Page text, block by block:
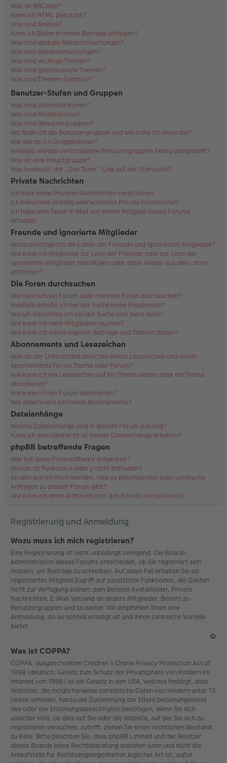
Was ist BBCode?
Kann ich HTML benutzen?
Was sind Smilies?
Kann ich Bilder in meine Beiträge einfügen?
Was sind globale Bekanntmachungen?
Was sind Bekanntmachungen?
Was sind wichtige Themen?
Was sind geschlossene Themen?
Was sind Themen-Symbole?
Benutzer-Stufen und Gruppen
Was sind Administratoren?
Was sind Moderatoren?
Was sind Benutzergruppen?
Wo finde ich die Benutzergruppen und wie trete ich ihnen bei?
Wie werde ich Gruppenleiter?
Weshalb werden verschiedene Benutzergruppen farbig dargestellt?
Was ist eine Hauptgruppe?
Was bedeutet der „Das Team“-Link auf der Startseite?
Private Nachrichten
Ich kann keine Privaten Nachrichten verschicken!
Ich bekomme ständig unerwünschte Private Nachrichten!
Ich habe eine Spam-E-Mail von einem Mitglied dieses Forums
erhalten!
Freunde und ignorierte Mitglieder
Wozu benötige ich die Listen der Freunde und ignorierten Mitglieder?
Wie kann ich Mitglieder zur Liste der Freunde oder zur Liste der
ignorierten Mitglieder hinzufügen oder diese wieder aus den Listen
entfernen?
Die Foren durchsuchen
Wie kann ich ein Forum oder mehrere Foren durchsuchen?
Weshalb erhalte ich bei der Suche keine Ergebnisse?
Warum bekomme ich bei der Suche eine leere Seite?
Wie kann ich nach Mitgliedern suchen?
Wie kann ich meine eigenen Beiträge und Themen finden?
Abonnements und Lesezeichen
Was ist der Unterschied zwischen einem Lesezeichen und einem
Abonnements für ein Thema oder Forum?
Wie kann ich ein Lesezeichen auf ein Thema setzen oder ein Thema
abonnieren?
Wie kann ich ein Forum abonnieren?
Wie deaktiviere ich meine Abonnements?
Dateianhänge
Welche Dateianhänge sind in diesem Forum zulässig?
Kann ich eine Übersicht all meiner Dateianhänge erhalten?
phpBB betreffende Fragen
Wer hat diese Forensoftware entwickelt?
Warum ist Funktion x oder y nicht enthalten?
An wen soll ich mich wenden, falls es Beschwerden oder juristische
Anfragen zu diesem Forum gibt?
Wie kann ich einen Administrator des Boards kontaktieren?
Registrierung und Anmeldung
Wozu muss ich mich registrieren?
Eine Registrierung ist nicht unbedingt zwingend. Die Board-
Administration dieses Forums entscheidet, ob Sie registriert sein
müssen, um Beiträge zu schreiben. Auf jeden Fall erhalten Sie als
registriertes Mitglied Zugriff auf zusätzliche Funktionen, die Gästen
nicht zur Verfügung stehen: zum Beispiel Avatarbilder, Private
Nachrichten, E-Mail-Versand an andere Mitglieder, Beitritt zu
Benutzergruppen und so weiter. Wir empfehlen Ihnen eine
Anmeldung, da sie schnell erledigt ist und Ihnen zahlreiche Vorteile
bietet.
h
en
Was ist COPPA?
COPPA, ausgeschrieben Children’s Online Privacy Protection Act of
1998 (deutsch: Gesetz zum Schutz der Privatsphäre von Kindern im
Internet von 1998) ist ein Gesetz in den USA, welches festlegt, dass
Websites, die möglicherweise persönliche Daten von Kindern unter 13
Jahren erheben, hierzu die Zustimmung der Eltern beziehungsweise
des oder der Erziehungsberechtigten benötigen. Wenn Sie sich
unsicher sind, ob dies auf Sie oder die Website, auf der Sie sich zu
registrieren versuchen, zutrifft, ziehen Sie einen rechtlichen Beistand
zu Rate. Bitte beachten Sie, dass phpBB Limited und der Besitzer
dieses Boards keine Rechtsberatung anbieten kann und nicht die
Anlaufstelle für Rechtsangelegenheiten jeglicher Art ist; außer